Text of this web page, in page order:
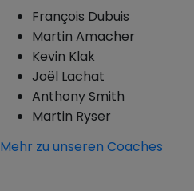
François Dubuis
Martin Amacher
Kevin Klak
Joël Lachat
Anthony Smith
Martin Ryser
Mehr zu unseren Coaches